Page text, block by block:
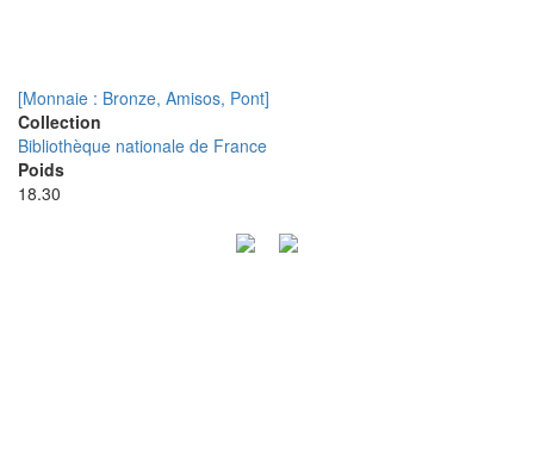
[Monnaie : Bronze, Amisos, Pont]
Collection
Bibliothèque nationale de France
Poids
18.30